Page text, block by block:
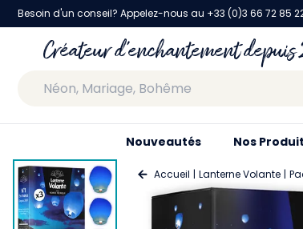
Besoin d'un conseil? Appelez-nous au +33 (0)3 66 72 85
Créateur d'enchantement depuis
Nouveautés Nos
Accueil Lanterne Volante